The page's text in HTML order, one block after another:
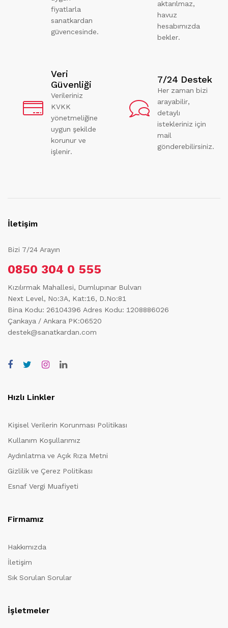
fiyatlarla
sanatkardan
güvencesinde.
aktarılmaz,
havuz
hesabımızda
bekler.
Veri
Güvenliği
Verileriniz
KVKK
yönetmeliğine
uygun şekilde
korunur ve
işlenir.
7/24 Destek
Her zaman bizi
arayabilir,
detaylı
istekleriniz için
mail
gönderebilirsiniz.
İletişim
Bizi 7/24 Arayın
0850 304 0 555
Kızılırmak Mahallesi, Dumlupınar Bulvarı
Next Level, No:3A, Kat:16, D.No:81
Bina Kodu: 26104396 Adres Kodu: 1208886026
Çankaya / Ankara PK:06520
destek@sanatkardan.com
Hızlı Linkler
Kişisel Verilerin Korunması Politikası
Kullanım Koşullarımız
Aydınlatma ve Açık Rıza Metni
Gizlilik ve Çerez Politikası
Esnaf Vergi Muafiyeti
Firmamız
Hakkımızda
İletişim
Sık Sorulan Sorular
İşletmeler